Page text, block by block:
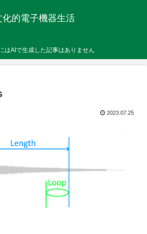
化的電子機器生活
はAIで生成した記事はありません
2023.07.25